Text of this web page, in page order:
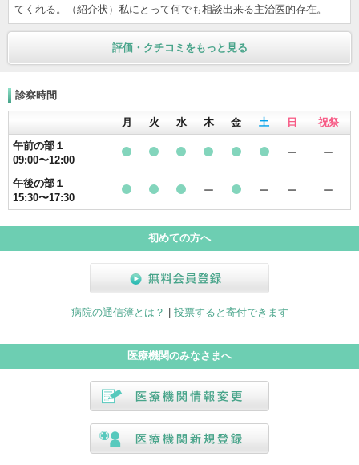
てくれる。（紹介状）私にとって何でも相談出来る主治医的存在。
評価・クチコミをもっと見る
診察時間
月 火 水 木 金 土 日
祝祭
午前の部１
09:00〜12:00
ー ー
午後の部１
15:30〜17:30
ー
ー ー ー
初めての方へ
病院の通信簿とは？ | 投票すると寄付できます
医療機関のみなさまへ